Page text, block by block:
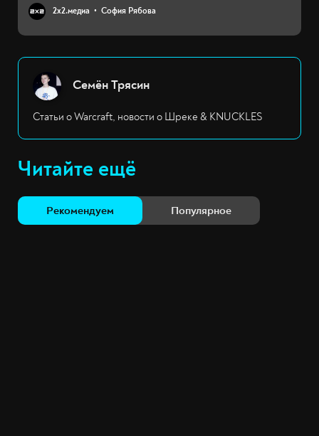
2х2.медиа София Рябова
Семён Трясин
Статьи о Warcraft, новости о Шреке & KNUCKLES
Читайте ещё
Рекомендуем Популярное